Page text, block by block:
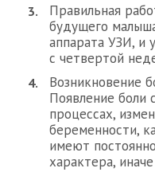
Правильная
будущего
аппарата УЗИ, и
с четвертой
Возникновение
Появление боли
процессах,
беременности,
имеют
характера,